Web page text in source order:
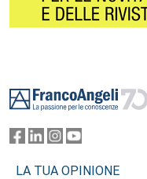
LA TUA OPINIONE